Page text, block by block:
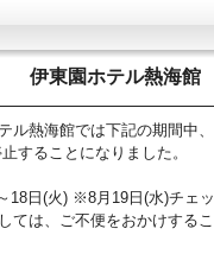
伊東園ホテル熱海館
ル熱海館では下記の期間中
することになりました。
18日(火) ※8月19日(水)チェ
ては、ご不便をおかけする